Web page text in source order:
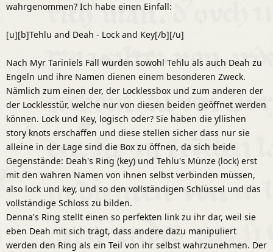
wahrgenommen? Ich habe einen Einfall:
[u][b]Tehlu and Deah - Lock and Key[/b][/u]
Nach Myr Tariniels Fall wurden sowohl Tehlu als auch Deah zu
Engeln und ihre Namen dienen einem besonderen Zweck.
Nämlich zum einen der, der Locklessbox und zum anderen der
der Locklesstür, welche nur von diesen beiden geöffnet werden
können. Lock und Key, logisch oder? Sie haben die yllishen
story knots erschaffen und diese stellen sicher dass nur sie
alleine in der Lage sind die Box zu öffnen, da sich beide
Gegenstände: Deah's Ring (key) und Tehlu's Münze (lock) erst
mit den wahren Namen von ihnen selbst verbinden müssen,
also lock und key, und so den vollständigen Schlüssel und das
vollständige Schloss zu bilden.
Denna's Ring stellt einen so perfekten link zu ihr dar, weil sie
eben Deah mit sich trägt, dass andere dazu manipuliert
werden den Ring als ein Teil von ihr selbst wahrzunehmen. Der